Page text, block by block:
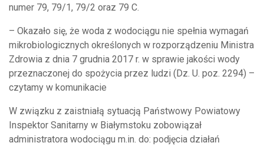
numer 79, 79/1, 79/2 oraz 79 C.
– Okazało się, że woda z wodociągu nie spełnia wymagań
mikrobiologicznych określonych w rozporządzeniu Ministra
Zdrowia z dnia 7 grudnia 2017 r. w sprawie jakości wody
przeznaczonej do spożycia przez ludzi (Dz. U. poz. 2294) –
czytamy w komunikacie
W związku z zaistniałą sytuacją Państwowy Powiatowy
Inspektor Sanitarny w Białymstoku zobowiązał
administratora wodociągu m.in. do: podjęcia działań